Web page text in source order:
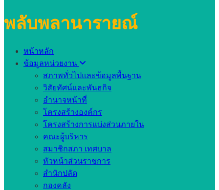
พลับพลานารายณ์
หน้าหลัก
ข้อมูลหน่วยงาน
สภาพทั่วไปและข้อมูลพื้นฐาน
วิสัยทัศน์และพันธกิจ
อำนาจหน้าที่
โครงสร้างองค์กร
โครงสร้างการแบ่งส่วนภายใน
คณะผู้บริหาร
สมาชิกสภา เทศบาล
หัวหน้าส่วนราชการ
สำนักปลัด
กองคลัง